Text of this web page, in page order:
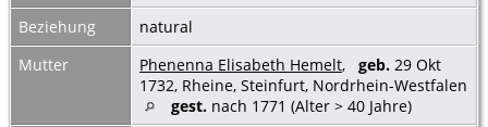
Beziehung
natural
Mutter
Phenenna Elisabeth Hemelt, geb. 29 Okt
1732, Rheine, Steinfurt, Nordrhein-Westfalen
gest. nach 1771 (Alter > 40 Jahre)